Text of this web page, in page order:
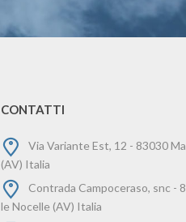
CONTATTI
Via Variante Est, 12 - 83030
(AV) Italia
Contrada Campoceraso, snc -
le Nocelle (AV) Italia